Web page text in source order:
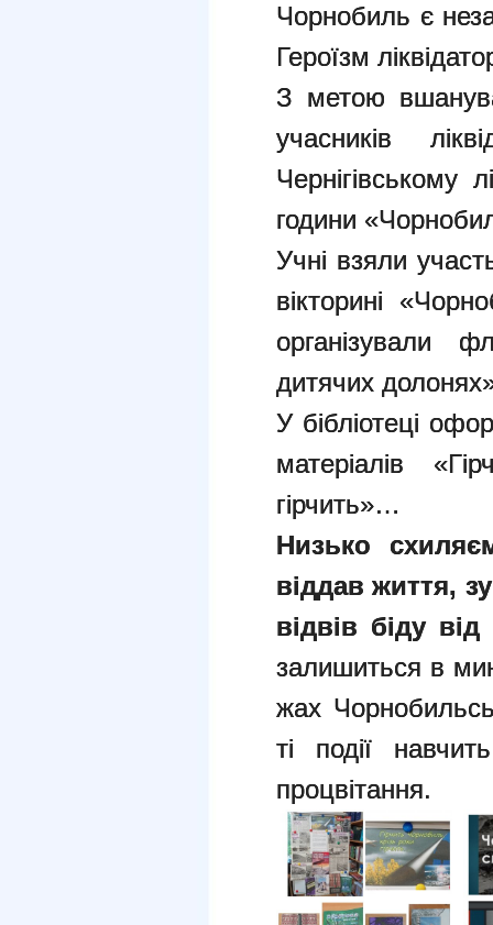
Чорнобиль є
Героїзм
З метою
учасників
години
Учні взяли
вікторині
організували
дитячих
У бібліотеці
матеріалів
гірчить»…
Низько
віддав життя,
відвів біду
залишиться в
жах
ті події
процвітання.